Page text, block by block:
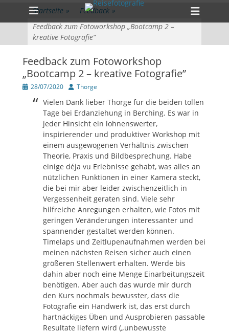
zum
Inhalt
überspringen
Primärmenü
Startseite » Feedback »
Feedback zum Fotoworkshop „Bootcamp 2 –
kreative Fotografie”
Feedback zum Fotoworkshop
„Bootcamp 2 – kreative Fotografie”
Veröffentlicht
28/07/2020 Author
Thorge
Vielen Dank lieber Thorge für die beiden tollen
Tage bei Erdanziehung in Berching. Es war in
jeder Hinsicht ein lohnenswerter,
inspirierender und produktiver Workshop mit
einem ausgewogenen Verhältnis zwischen
Theorie, Praxis und Bildbesprechung. Habe
einige déja vu Erlebnisse gehabt, was alles an
nützlichen Funktionen in einer Kamera steckt,
die bei mir aber leider zwischenzeitlich in
Vergessenheit geraten sind. Viele sehr
hilfreiche Anregungen erhalten, wie Fotos mit
geringen Veränderungen interessanter und
spannender gestaltet werden können.
Timelaps und Zeitlupenaufnahmen werden bei
meinen nächsten Reisen sicher auch einen
größeren Stellenwert erhalten. Werde bis
dahin aber noch eine Menge Einarbeitungszeit
benötigen. Aber auch das wurde mir durch
den Kurs nochmals bewusster, dass die
Fotografie ein Handwerk ist, das erst durch
hartnäckiges Üben und Ausprobieren passable
Resultate liefern wird („unbewusste